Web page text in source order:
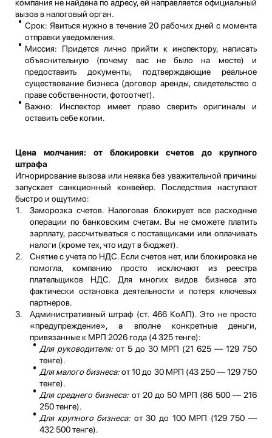
компания не найдена по адресу, ей направляется официальный
вызов в налоговый орган.
Срок: Явиться нужно в течение 20 рабочих дней с момента
отправки уведомления.
Миссия: Придется лично прийти к инспектору, написать
объяснительную (почему вас не было на месте) и
предоставить документы, подтверждающие реальное
существование бизнеса (договор аренды, свидетельство о
праве собственности, фотоотчет).
Важно: Инспектор имеет право сверить оригиналы и
оставить себе копии.
Цена молчания: от блокировки счетов до крупного
штрафа
Игнорирование вызова или неявка без уважительной причины
запускает санкционный конвейер. Последствия наступают
быстро и ощутимо:
Заморозка счетов. Налоговая блокирует все расходные
операции по банковским счетам. Вы не сможете платить
зарплату, рассчитываться с поставщиками или оплачивать
налоги (кроме тех, что идут в бюджет).
Снятие с учета по НДС. Если счетов нет, или блокировка не
помогла, компанию просто исключают из реестра
плательщиков НДС. Для многих видов бизнеса это
фактически остановка деятельности и потеря ключевых
партнеров.
Административный штраф (ст. 466 КоАП). Это не просто
«предупреждение», а вполне конкретные деньги,
привязанные к МРП 2026 года (4 325 тенге):
Для руководителя: от 5 до 30 МРП (21 625 — 129 750
тенге).
Для малого бизнеса:от 10 до 30 МРП (43 250 — 129 750
тенге).
Для среднего бизнеса: от 20 до 50 МРП (86 500 — 216
250 тенге).
Для крупного бизнеса: от 30 до 100 МРП (129 750 —
432 500 тенге).